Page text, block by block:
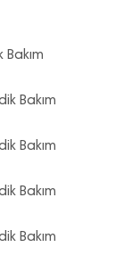
Bakım
Bakım
Bakım
Bakım